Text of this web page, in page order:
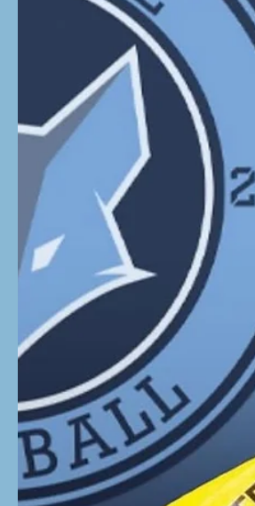
dabei zu haben!